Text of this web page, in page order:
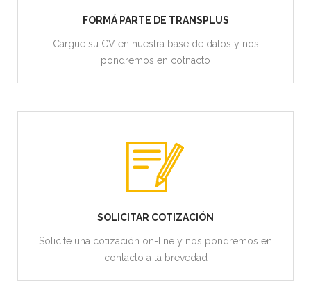
FORMÁ PARTE DE TRANSPLUS
Cargue su CV en nuestra base de datos y nos
pondremos en cotnacto
SOLICITAR COTIZACIÓN
Solicite una cotización on-line y nos pondremos en
contacto a la brevedad